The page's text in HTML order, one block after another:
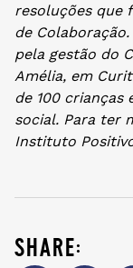
resoluções que
de
pela gestão do
Amélia, em
de 100 crianças
social. Para ter
Instituto
share: